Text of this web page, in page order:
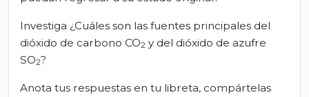
Investiga ¿Cuáles son las fuentes principales del
dióxido de carbono CO2 y del dióxido de azufre
SO2?
Anota tus respuestas en tu libreta, compártelas